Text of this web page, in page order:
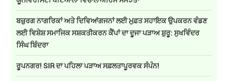
ਬਜ਼ੁਰਗ ਨਾਗਰਿਕਾਂ ਅਤੇ ਦਿਵਿਆਂਗਜਨਾਂ ਲਈ ਮੁਫ਼ਤ ਸਹਾਇਕ ਉਪਕਰਨ ਵੰਡਣ
ਲਈ ਵਿਸ਼ੇਸ਼ ਸਮਾਜਿਕ ਸਸ਼ਕਤੀਕਰਨ ਕੈਂਪਾਂ ਦਾ ਦੂਜਾ ਪੜਾਅ ਸ਼ੁਰੂ: ਸੁਖਵਿੰਦਰ
ਸਿੰਘ ਬਿੰਦਰਾ
ਰੂਪਨਗਰ! SIR ਦਾ ਪਹਿਲਾ ਪੜਾਅ ਸਫ਼ਲਤਾਪੂਰਵਕ ਸੰਪੰਨ!